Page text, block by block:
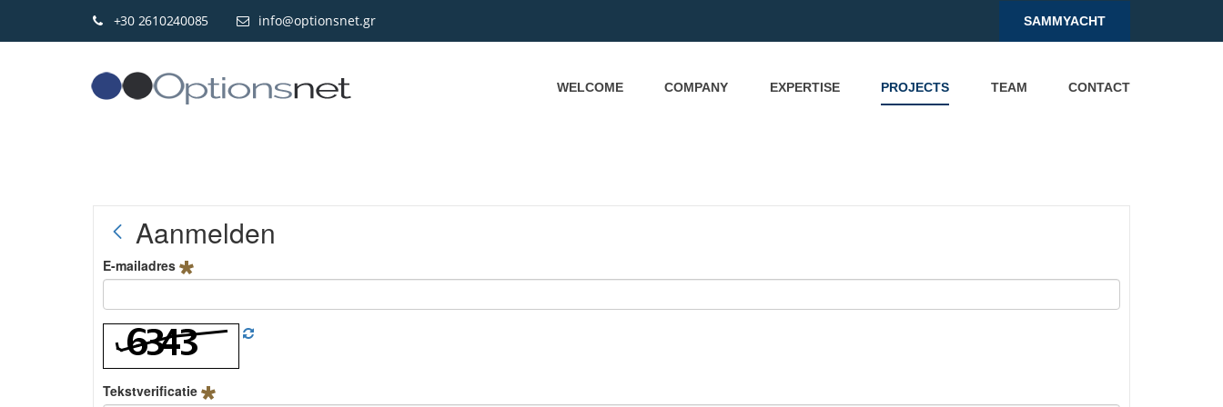
+30 2610240085 info@optionsnet.gr SAMMYACHT
WELCOME COMPANY EXPERTISE PROJECTS TEAM CONTACT
Aanmelden
E-mailadres
Tekstverificatie